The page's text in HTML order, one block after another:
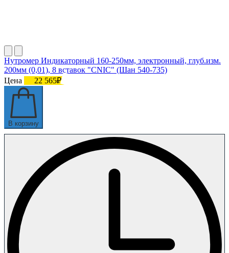
Нутромер Индикаторный 160-250мм, электронный, глуб.изм.
200мм (0,01), 8 вставок "CNIC" (Шан 540-735)
Цена
22 565₽
В корзину